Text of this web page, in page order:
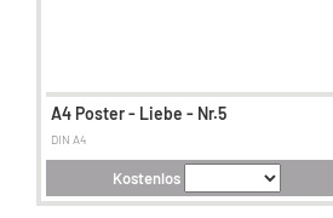
A4 Poster - Liebe - Nr.5
DIN A4
Kostenlos